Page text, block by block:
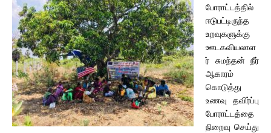
போராட்டத்தில்
ஈடுபட்டிருந்த
உறவுகளுக்கு
ஊடகவியலாள
ர் சுமந்தன் நீர்
ஆகாரம்
கொடுத்து
உணவு தவிர்ப்பு
போராட்டத்தை
நிறைவு செய்து